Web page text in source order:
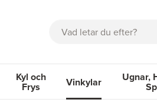
Sök
Kyl och
Frys Vinkylar Ugnar,
BOKA SERVICE